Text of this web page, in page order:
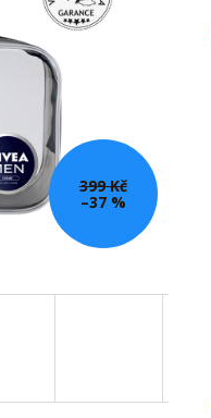
399 Kč
–37 %